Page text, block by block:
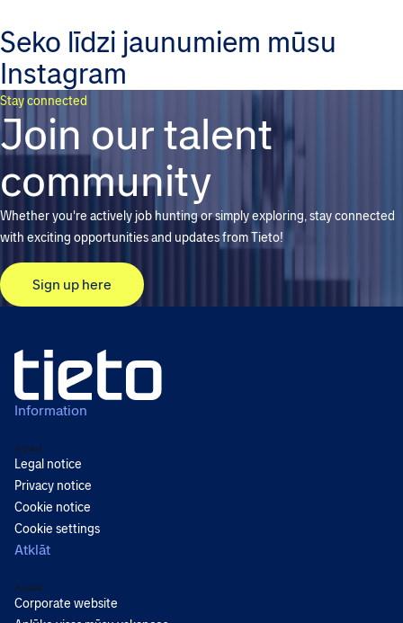
Seko līdzi jaunumiem mūsu
Instagram
Stay connected
Join our talent
community
Whether you're actively job hunting or simply exploring, stay connected
with exciting opportunities and updates from Tieto!
Sign up here
Information
Atpakaļ
Legal notice
Privacy notice
Cookie notice
Cookie settings
Atklāt
Atpakaļ
Corporate website